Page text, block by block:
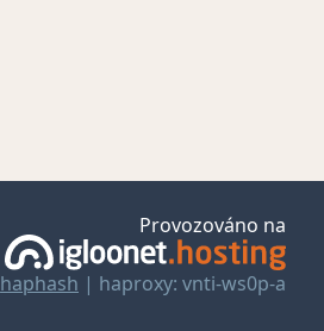
Provozováno na
haphash | haproxy: vnti-ws0p-a